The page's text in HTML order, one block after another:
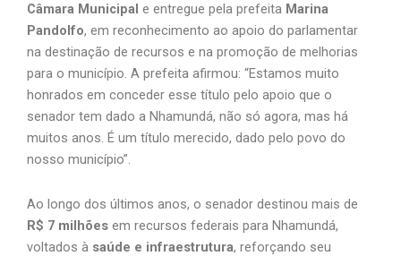
Câmara Municipal e entregue pela prefeita Marina
Pandolfo, em reconhecimento ao apoio do parlamentar
na destinação de recursos e na promoção de melhorias
para o município. A prefeita afirmou: “Estamos muito
honrados em conceder esse título pelo apoio que o
senador tem dado a Nhamundá, não só agora, mas há
muitos anos. É um título merecido, dado pelo povo do
nosso município”.
Ao longo dos últimos anos, o senador destinou mais de
R$ 7 milhões em recursos federais para Nhamundá,
voltados à saúde e infraestrutura, reforçando seu